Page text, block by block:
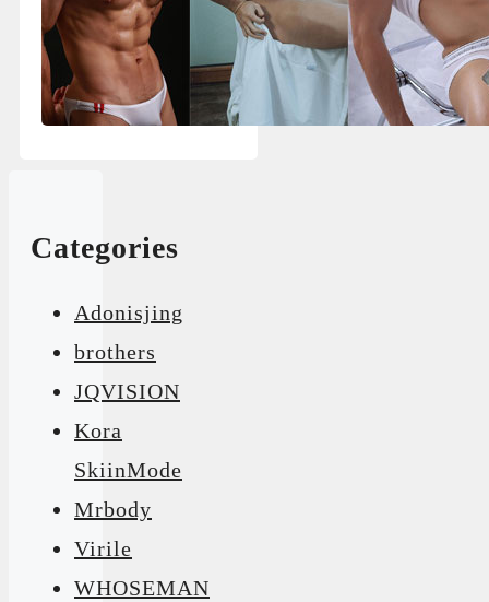
Categories
Adonisjing
brothers
JQVISION
Kora
SkiinMode
Mrbody
Virile
WHOSEMAN